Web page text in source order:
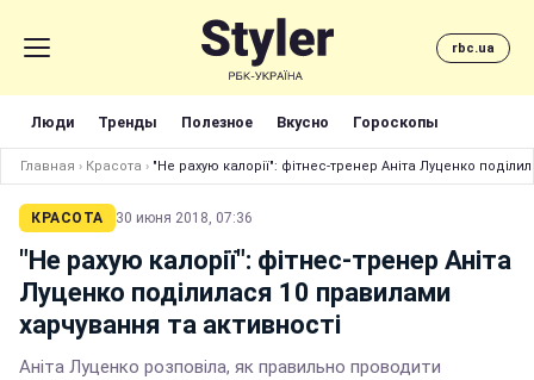
rbc.ua
Люди Тренды Полезное Вкусно Гороскопы
Главная › Красота › "Не рахую калорії": фітнес-тренер Аніта Луценко
КРАСОТА 30 июня 2018, 07:36
"Не рахую калорії": фітнес-тренер Аніта
Луценко поділилася 10 правилами
харчування та активності
Аніта Луценко розповіла, як правильно проводити